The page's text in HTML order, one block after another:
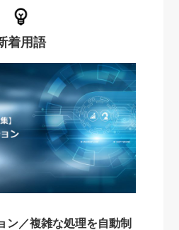
着用語
ン／複雑な処理を自動制